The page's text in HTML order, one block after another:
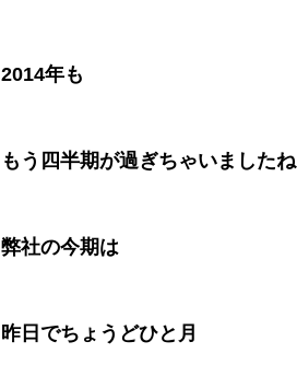
2014年も
もう四半期が過ぎちゃいましたね
弊社の今期は
昨日でちょうどひと月